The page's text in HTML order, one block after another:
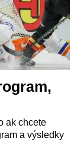
ak chcete
a výsledky